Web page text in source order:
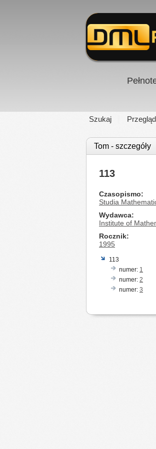
Szukaj
Tom - szczegóły
113
Czasopismo
Studia
Wydawca
Institute of
Rocznik
1995
113
numer: 1
numer: 2
numer: 3